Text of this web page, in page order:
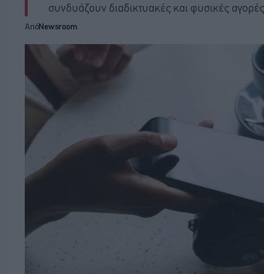
συνδυάζουν διαδικτυακές και φυσικές αγορές
ΑπόNewsroom